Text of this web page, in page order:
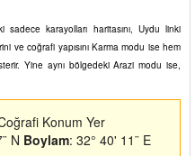
karayolları haritasını, Uydu linki
ve coğrafi yapısını Karma modu ise hem
Yine aynı bölgedeki Arazi modu ise,
Konum Yer
N Boylam: 32° 40' 11¨ E